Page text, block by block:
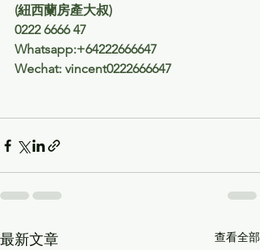
(紐西蘭房產大叔)
0222 6666 47
Whatsapp:+64222666647
Wechat: vincent0222666647
最新文章 查看全部